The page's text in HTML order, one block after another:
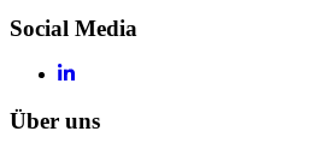
Social Media
Über uns